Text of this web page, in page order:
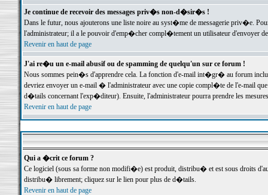
Je continue de recevoir des messages priv�s non-d�sir�s !
Dans le futur, nous ajouterons une liste noire au syst�me de messagerie priv�e.
l'administrateur; il a le pouvoir d'emp�cher compl�tement un utilisateur d'envoyer
Revenir en haut de page
J'ai re�u un e-mail abusif ou de spamming de quelqu'un sur ce forum !
Nous sommes pein�s d'apprendre cela. La fonction d'e-mail int�gr� au forum inclut
devriez envoyer un e-mail � l'administrateur avec une copie compl�te de l'e-mail
d�tails concernant l'exp�diteur). Ensuite, l'administrateur pourra prendre les
Revenir en haut de page
Qui a �crit ce forum ?
Ce logiciel (sous sa forme non modifi�e) est produit, distribu� et est sous droits
distribu� librement; cliquez sur le lien pour plus de d�tails.
Revenir en haut de page